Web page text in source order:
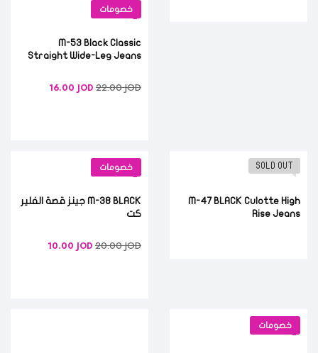
خصومات
M-53 Black Classic
Straight Wide-Leg Jeans
22.00JOD
16.00 JOD
SOLD OUT
M-47 BLACK Culotte High
Rise Jeans
خصومات
M-38 BLACK جينز قصة الفلير
كت
20.00JOD
10.00 JOD
خصومات